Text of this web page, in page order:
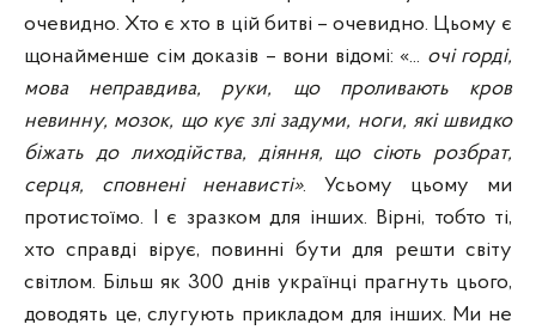
очевидно. Хто є хто в цій битві – очевидно. Цьому є
щонайменше сім доказів – вони відомі: «... очі горді,
мова неправдива, руки, що проливають кров
невинну, мозок, що кує злі задуми, ноги, які швидко
біжать до лиходійства, діяння, що сіють розбрат,
серця, сповнені ненависті». Усьому цьому ми
протистоїмо. І є зразком для інших. Вірні, тобто ті,
хто справді вірує, повинні бути для решти світу
світлом. Більш як 300 днів українці прагнуть цього,
доводять це, слугують прикладом для інших. Ми не